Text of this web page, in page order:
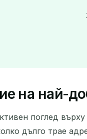
на най-
поглед
дълго трае